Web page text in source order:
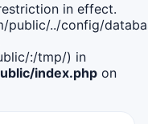
in effect.
public/../config/
:/tmp/) in
index.php on